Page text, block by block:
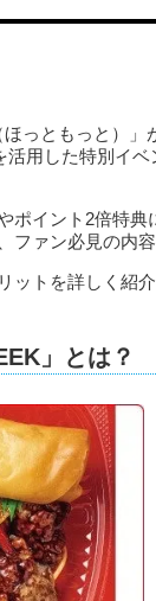
っともっと）」
用した特別イベ
ポイント2倍特典
ァン必見の内容
トを詳しく紹介
」とは？